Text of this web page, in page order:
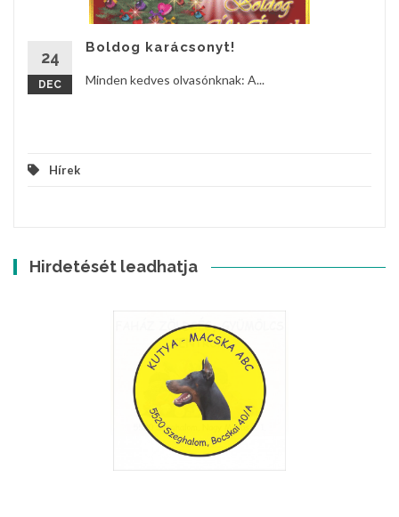
24
DEC
Boldog karácsonyt!
Minden kedves olvasónknak: A...
Hírek
Hirdetését leadhatja